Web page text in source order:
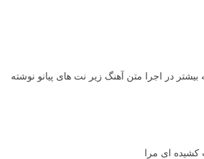
در اجرا متن آهنگ زیر نت های پیانو نوشته
ای مرا